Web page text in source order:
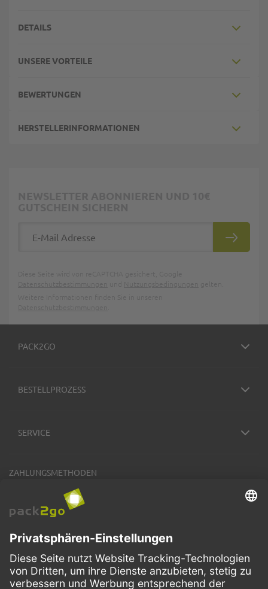
DETAILS
UNSERE VORTEILE
BEWERTUNGEN
HERSTELLERINFORMATIONEN
PACK2GO
BESTELLPROZESS
SERVICE
ZAHLUNGSMETHODEN
VERSANDARTEN